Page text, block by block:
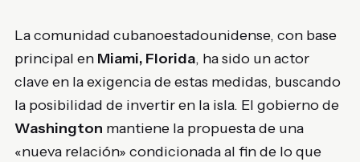
La comunidad cubanoestadounidense, con base
principal en Miami, Florida, ha sido un actor
clave en la exigencia de estas medidas, buscando
la posibilidad de invertir en la isla. El gobierno de
Washington mantiene la propuesta de una
«nueva relación» condicionada al fin de lo que